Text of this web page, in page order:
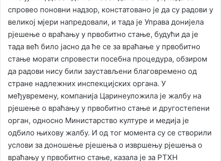
спровео поновни надзор, констатовано је да су радови у
великој мјери напредовали, и тада је Управа донијела
рјешење о враћању у првобитно стање, будући да је
тада већ било јасно да ће се за враћање у првобитно
стање морати спровести посебна процедура, обзиром
да радови нису били заустављени благовремено од
стране надлежних инспекцијских органа. У
међувремену, компанија Царинеуложила је жалбу на
рјешење о враћању у првобитно стање и другостепени
орган, односно Министарство културе и медија је
одбило њихову жалбу. И од тог момента су се створили
услови за доношење рјешења о извршењу рјешења о
враћању у првобитно стање, казала је за РТХН